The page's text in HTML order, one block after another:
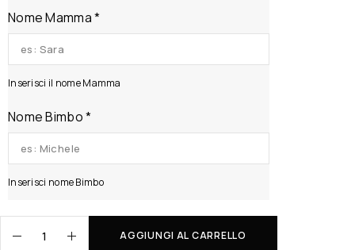
Nome Mamma*
Inserisci il nome Mamma
Nome Bimbo*
Inserisci nome Bimbo
AGGIUNGI AL CARRELLO